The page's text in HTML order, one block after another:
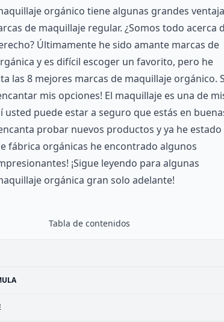
orgánico tiene algunas grandes
de maquillaje regular. ¿Somos todo acerca
Últimamente he sido amante marcas de
y es difícil escoger un favorito, pero he
las 8 mejores marcas de maquillaje orgánico.
mis opciones! El maquillaje es una de
usted puede estar a seguro que estás en
probar nuevos productos y ya he estado
fábrica orgánicas he encontrado algunos
¡Sigue leyendo para algunas
orgánica gran solo adelante!
Tabla de contenidos